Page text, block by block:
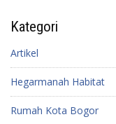
Kategori
Artikel
Hegarmanah Habitat
Rumah Kota Bogor